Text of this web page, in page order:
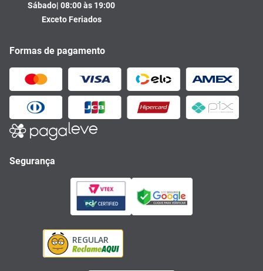
Sábado| 08:00 às 19:00
Exceto Feriados
Formas de pagamento
Segurança